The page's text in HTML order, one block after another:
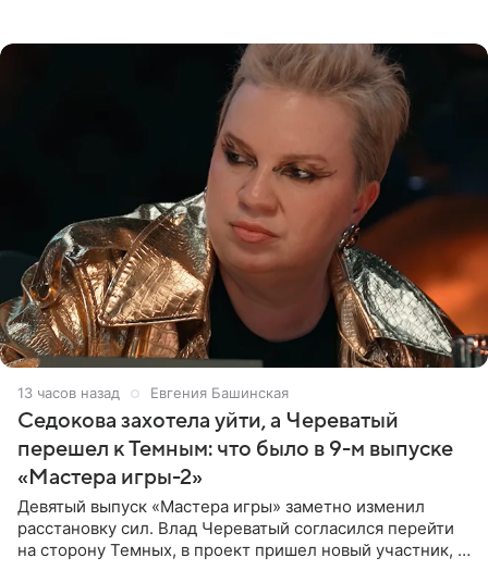
13 часов назад Евгения Башинская
Седокова захотела уйти, а Череватый
перешел к Темным: что было в 9-м выпуске
«Мастера игры-2»
Девятый выпуск «Мастера игры» заметно изменил
расстановку сил. Влад Череватый согласился перейти
на сторону Темных, в проект пришел новый участник, а